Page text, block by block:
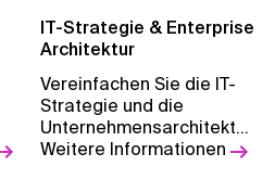
IT-Strategie & Enterprise
Architektur
Vereinfachen Sie die IT-
Strategie und die
Unternehmensarchitektur,
indem Sie Plattformen
Weitere Informationen